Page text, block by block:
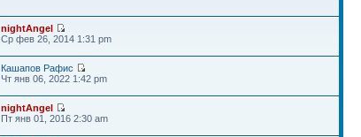
nightAngel
Ср фев 26, 2014 1:31 pm
Кашапов Рафис
Чт янв 06, 2022 1:42 pm
nightAngel
Пт янв 01, 2016 2:30 am